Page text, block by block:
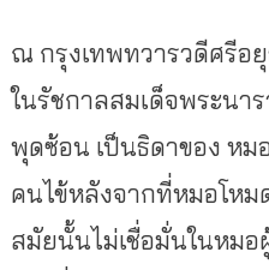
ณ กรุงเทพทวารวดีศรีอ
ในรัชกาลสมเด็จพระน
พุดซ้อน เป็นธิดาของ ห
คนไข้หลังจากที่หมอโหม
สมัยนั้นไม่เชื่อมั่นในหมอ